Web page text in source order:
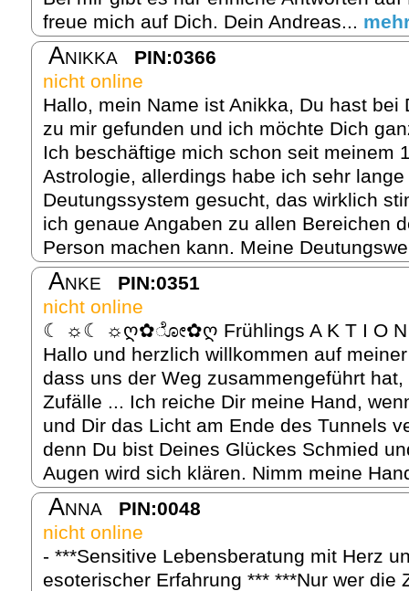
freue mich auf Dich. Dein Andreas...
Anikka
PIN:0366
nicht online
Hallo, mein Name ist Anikka, Du hast bei
zu mir gefunden und ich möchte Dich
Ich beschäftige mich schon seit meinem
Astrologie, allerdings habe ich sehr
Deutungssystem gesucht, das wirklich
ich genaue Angaben zu allen Bereichen
Person machen kann. Meine
Anke
PIN:0351
nicht online
☾ ☼☾ ☼ღ✿ೋ✿ღ Frühlings A K T I
Hallo und herzlich willkommen auf
dass uns der Weg zusammengeführt
Zufälle ... Ich reiche Dir meine Hand,
und Dir das Licht am Ende des Tunnels
denn Du bist Deines Glückes Schmied
Augen wird sich klären. Nimm meine
Anna
PIN:0048
nicht online
- ***Sensitive Lebensberatung mit Herz
esoterischer Erfahrung *** ***Nur wer die